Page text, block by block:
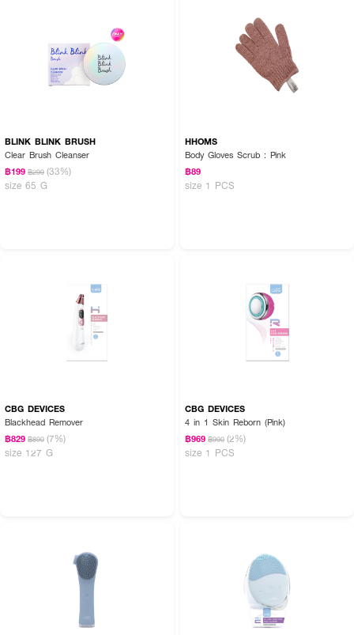
BLINK BLINK BRUSH
Clear Brush Cleanser
฿199 ฿299 (33%)
size 65 G
HHOMS
Body Gloves Scrub : Pink
฿89
size 1 PCS
CBG DEVICES
Blackhead Remover
฿829 ฿890 (7%)
size 127 G
CBG DEVICES
4 in 1 Skin Reborn (Pink)
฿969 ฿990 (2%)
size 1 PCS